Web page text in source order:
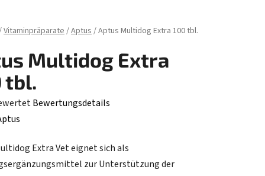
Vitaminpräparate/Aptus/Aptus Multidog Extra 100 tbl.
Multidog Extra
tbl.
Bewertungsdetails
Extra Vet eignet sich als
zur Unterstützung der